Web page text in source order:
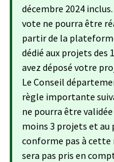
décembre 2024
vote ne pourra être
partir de la
dédié aux projets des
avez déposé votre
Le Conseil
règle importante
ne pourra être
moins 3 projets et au
conforme pas à
sera pas pris en